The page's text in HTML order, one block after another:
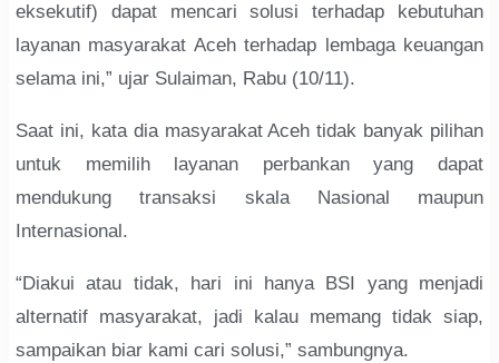
eksekutif) dapat mencari solusi terhadap kebutuhan
layanan masyarakat Aceh terhadap lembaga keuangan
selama ini,” ujar Sulaiman, Rabu (10/11).
Saat ini, kata dia masyarakat Aceh tidak banyak pilihan
untuk memilih layanan perbankan yang dapat
mendukung transaksi skala Nasional maupun
Internasional.
“Diakui atau tidak, hari ini hanya BSI yang menjadi
alternatif masyarakat, jadi kalau memang tidak siap,
sampaikan biar kami cari solusi,” sambungnya.